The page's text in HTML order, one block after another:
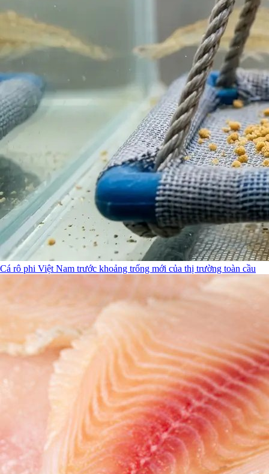
Cá rô phi Việt Nam trước khoảng trống mới của thị trường toàn cầu